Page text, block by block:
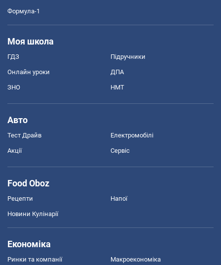
Формула-1
Моя школа
ГДЗ Підручники
Онлайн уроки ДПА
ЗНО НМТ
Авто
Тест Драйв Електромобілі
Акції Сервіс
Food Oboz
Рецепти Напої
Новини Кулінарії
Економіка
Ринки та компанії Макроекономіка